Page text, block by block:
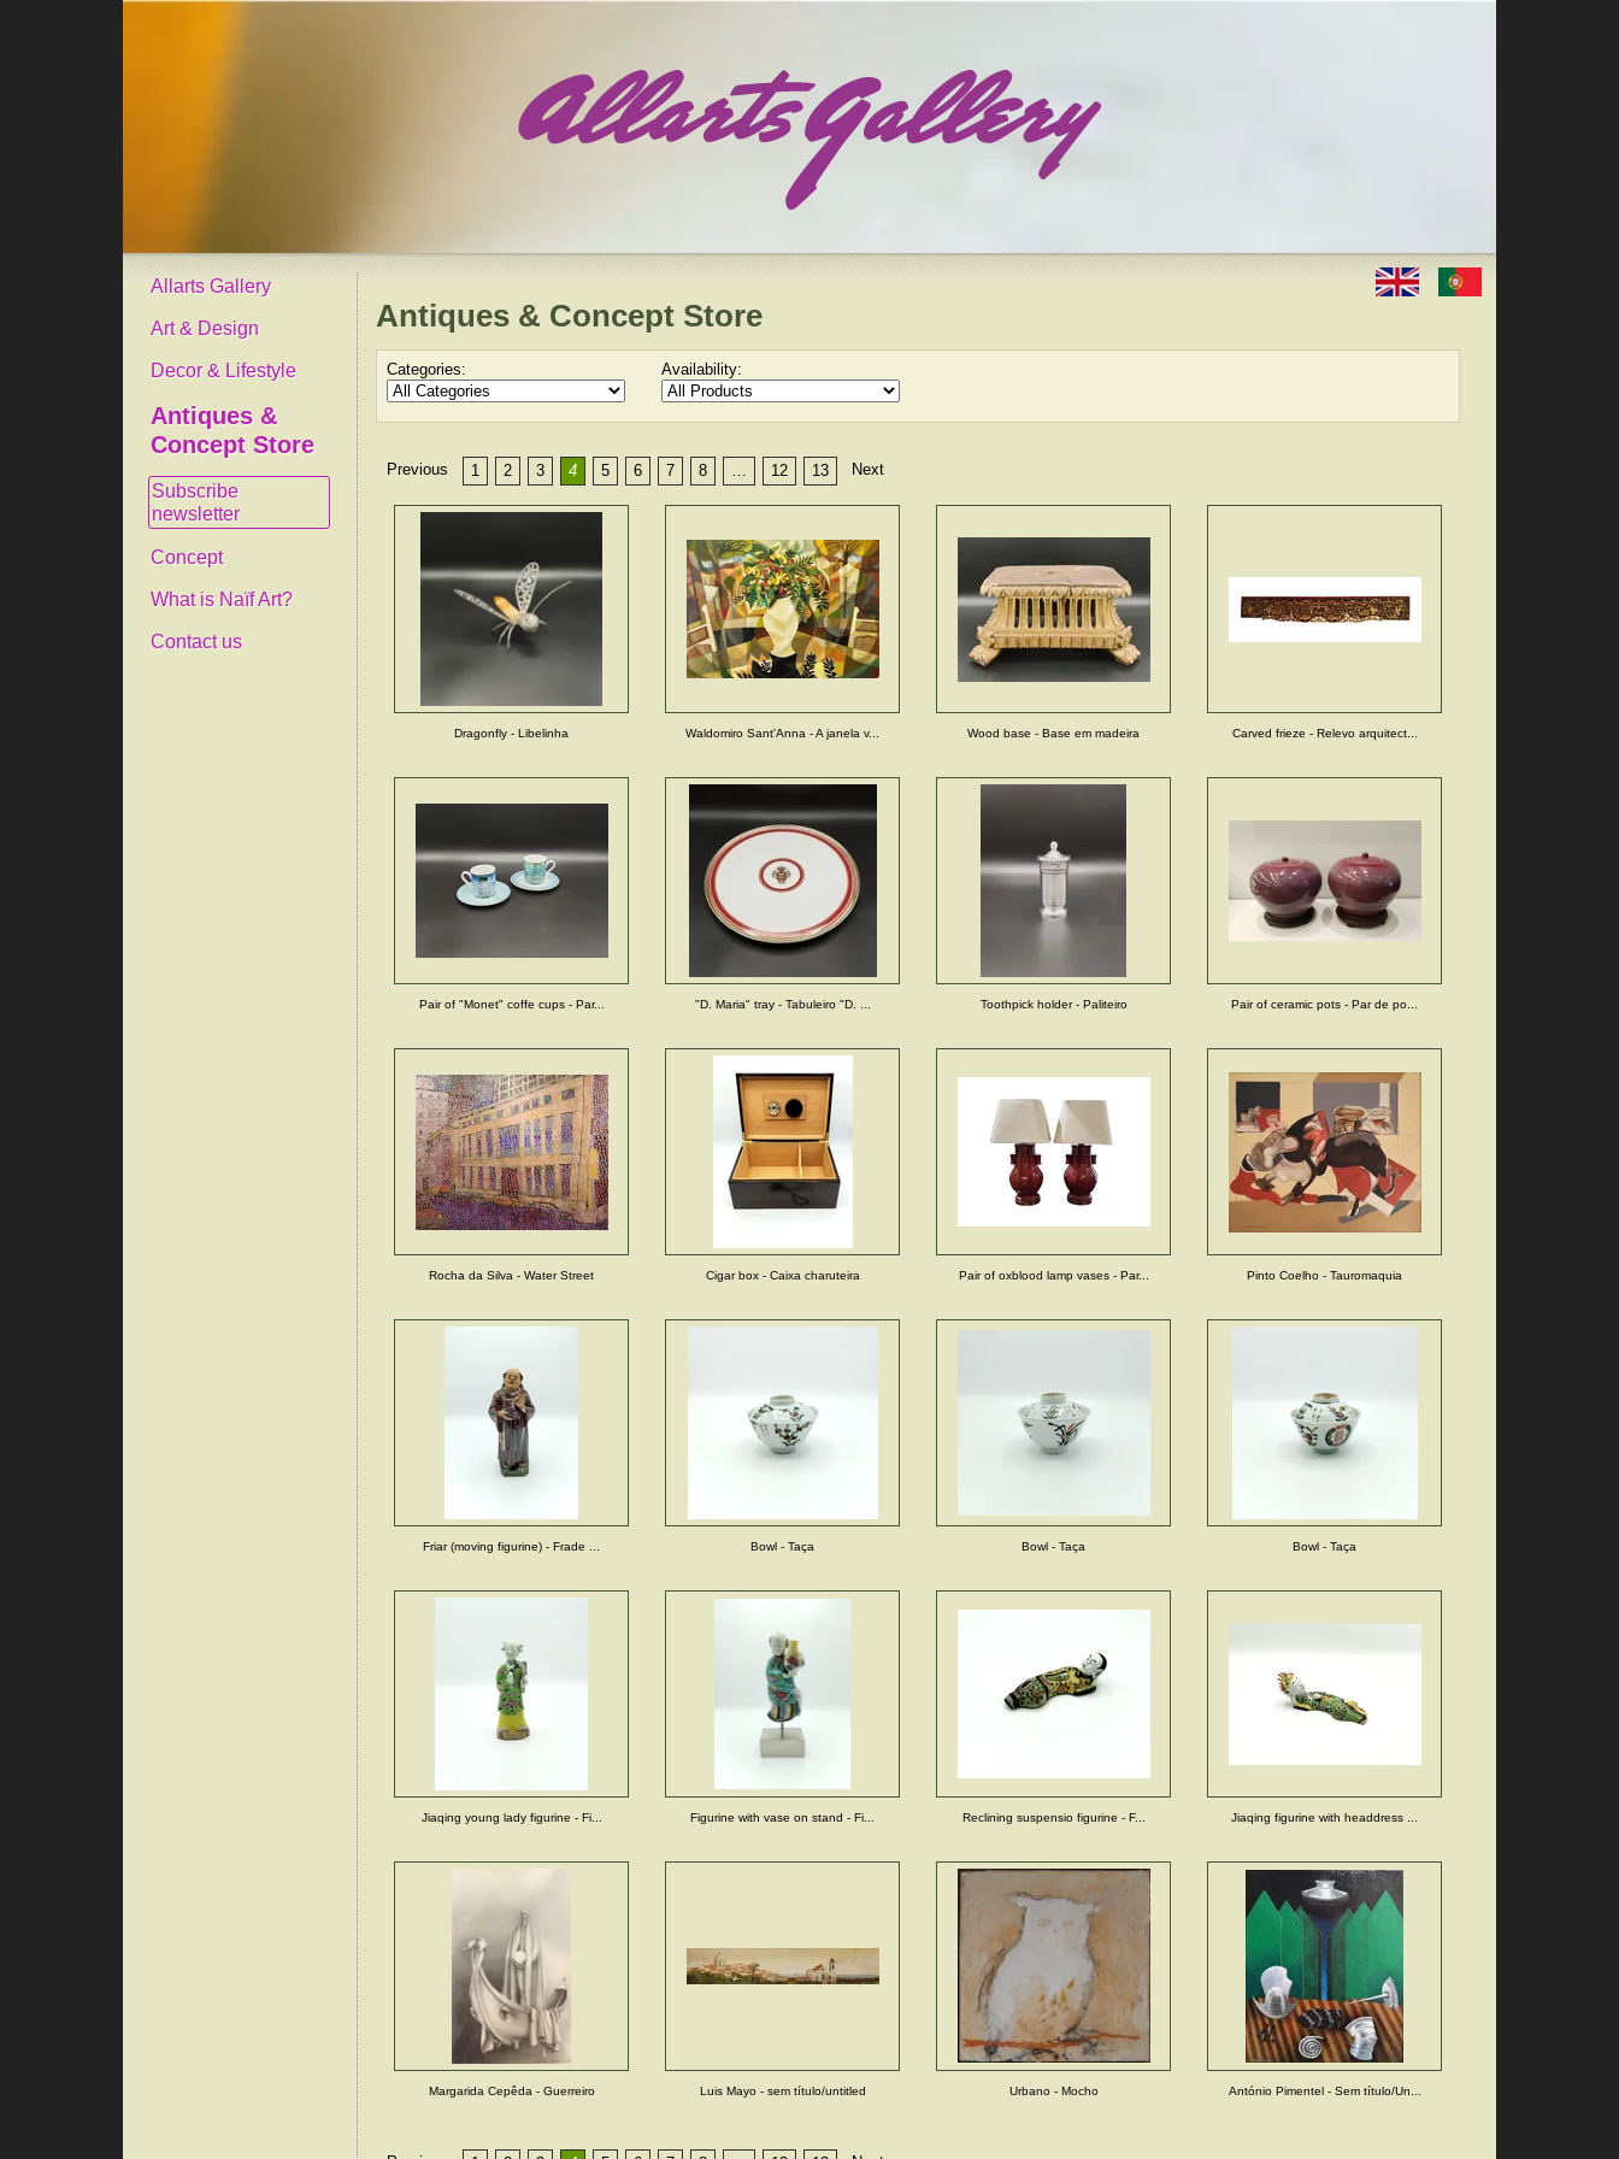
Allarts Gallery
Art & Design
Decor & Lifestyle
Antiques &
Concept Store
Subscribe
newsletter
Concept
What is Naïf Art?
Contact us
Antiques & Concept Store
Categories: Availability:
Previous 1 2 3 4 5 6 7 8 … 12 13 Next
Dragonfly - Libelinha Waldomiro Sant'Anna - A janela v... Wood base - Base em madeira Carved frieze - Relevo arquitect...
Pair of "Monet" coffe cups - Par... "D. Maria" tray - Tabuleiro "D. ... Toothpick holder - Paliteiro Pair of ceramic pots - Par de po...
Rocha da Silva - Water Street Cigar box - Caixa charuteira Pair of oxblood lamp vases - Par... Pinto Coelho - Tauromaquia
Friar (moving figurine) - Frade ... Bowl - Taça Bowl - Taça Bowl - Taça
Jiaqing young lady figurine - Fi... Figurine with vase on stand - Fi... Reclining suspensio figurine - F... Jiaqing figurine with headdress ...
Margarida Cepêda - Guerreiro Luis Mayo - sem título/untitled Urbano - Mocho António Pimentel - Sem título/Un...